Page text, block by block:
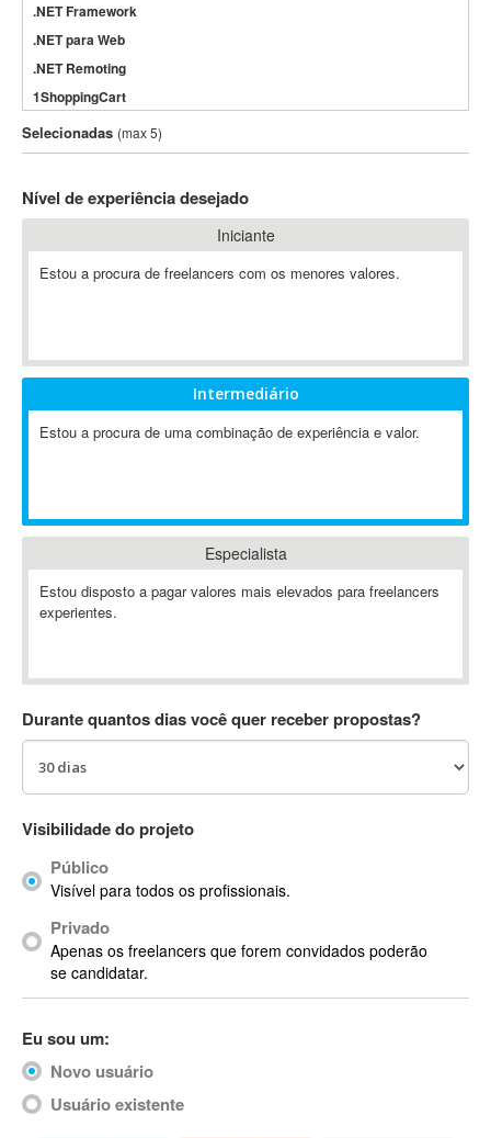
.NET Framework
.NET para Web
.NET Remoting
1ShoppingCart
3DS Max
3GSM
802.11
A-GPS
ABAP
Abaqus
ABBYY FineReader
Ableton
Ableton Push
Abstract
AC3
ACID Pro
ACPI
Acrobat
Acrobat X
Acronis
ACT
Actimize
ActionScript
ActionScript 3
Selecionadas (max 5)
Nível de experiência desejado
Iniciante
Estou a procura de freelancers com os menores valores.
Intermediário
Estou a procura de uma combinação de experiência e valor.
Especialista
Estou disposto a pagar valores mais elevados para freelancers
experientes.
Durante quantos dias você quer receber propostas?
Visibilidade do projeto
Público
Visível para todos os profissionais.
Privado
Apenas os freelancers que forem convidados poderão
se candidatar.
Eu sou um:
Novo usuário
Usuário existente